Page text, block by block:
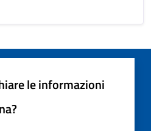
le informazioni